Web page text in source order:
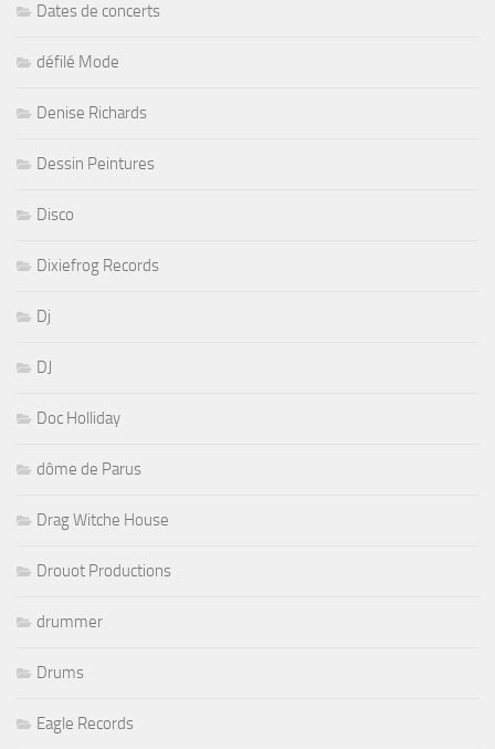
Dates de concerts
défilé Mode
Denise Richards
Dessin Peintures
Disco
Dixiefrog Records
Dj
DJ
Doc Holliday
dôme de Parus
Drag Witche House
Drouot Productions
drummer
Drums
Eagle Records